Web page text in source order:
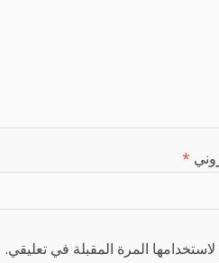
*
المرة المقبلة في تعليقي.